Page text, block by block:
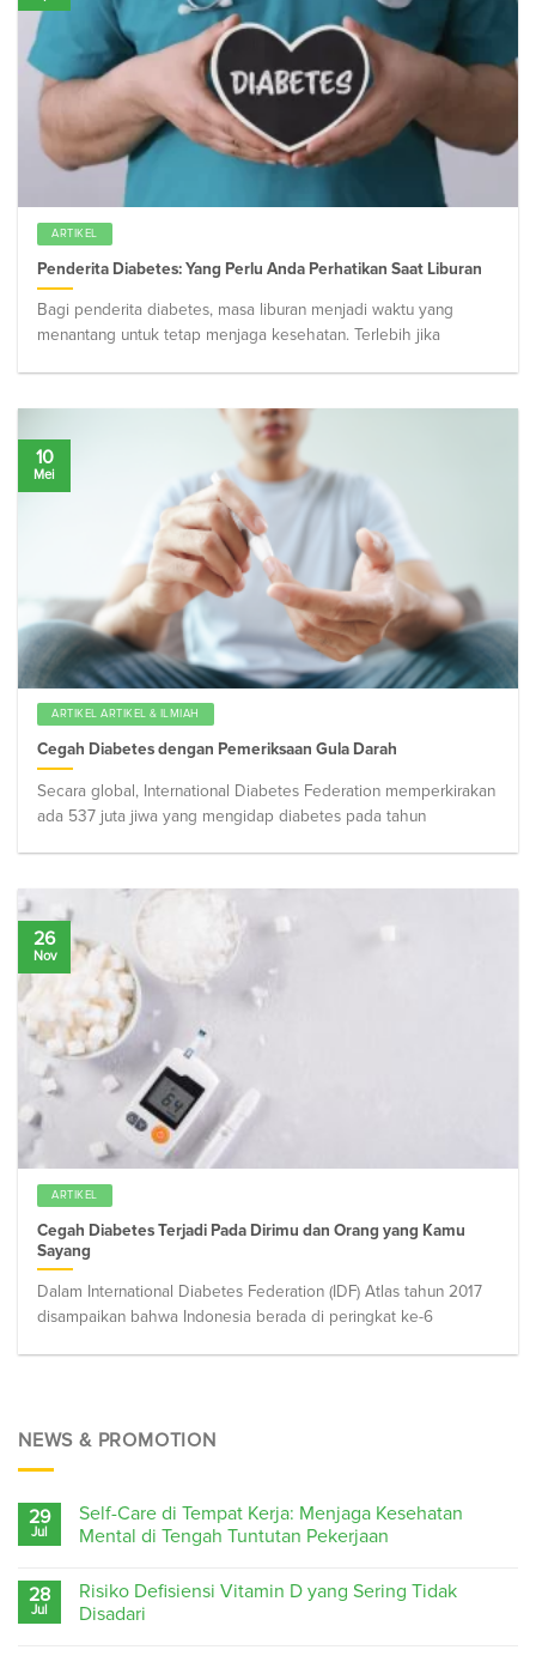
ARTIKEL
Penderita Diabetes: Yang Perlu Anda Perhatikan Saat Liburan
Bagi penderita diabetes, masa liburan menjadi waktu yang
menantang untuk tetap menjaga kesehatan. Terlebih jika
ARTIKEL ARTIKEL & ILMIAH
Cegah Diabetes dengan Pemeriksaan Gula Darah
Secara global, International Diabetes Federation memperkirakan
ada 537 juta jiwa yang mengidap diabetes pada tahun
10
Mei
ARTIKEL
Cegah Diabetes Terjadi Pada Dirimu dan Orang yang Kamu
Sayang
Dalam International Diabetes Federation (IDF) Atlas tahun 2017
disampaikan bahwa Indonesia berada di peringkat ke-6
26
Nov
NEWS & PROMOTION
29
Jul
Self-Care di Tempat Kerja: Menjaga Kesehatan
Mental di Tengah Tuntutan Pekerjaan
28
Jul
Risiko Defisiensi Vitamin D yang Sering Tidak
Disadari